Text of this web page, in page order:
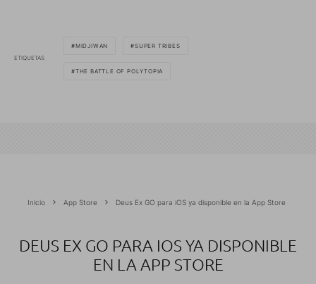
ETIQUETAS
MIDJIWAN SUPER TRIBES
THE BATTLE OF POLYTOPIA
Inicio App Store Deus Ex GO para iOS ya disponible en la App Store
DEUS EX GO PARA IOS YA DISPONIBLE
EN LA APP STORE